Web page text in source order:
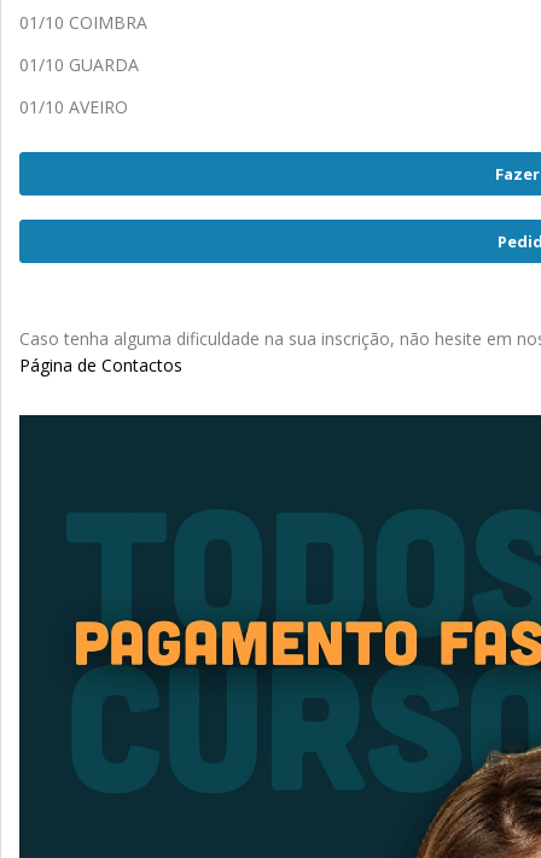
01/10 COIMBRA
01/10 GUARDA
01/10 AVEIRO
Caso tenha alguma dificuldade na sua inscrição, não hesite em
Página de Contactos